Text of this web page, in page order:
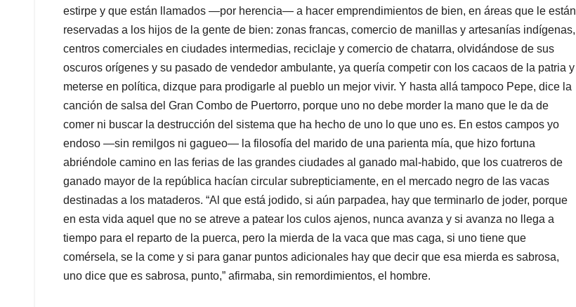
estirpe y que están llamados —por herencia— a hacer emprendimientos de bien, en áreas que le están
reservadas a los hijos de la gente de bien: zonas francas, comercio de manillas y artesanías indígenas,
centros comerciales en ciudades intermedias, reciclaje y comercio de chatarra, olvidándose de sus
oscuros orígenes y su pasado de vendedor ambulante, ya quería competir con los cacaos de la patria y
meterse en política, dizque para prodigarle al pueblo un mejor vivir. Y hasta allá tampoco Pepe, dice la
canción de salsa del Gran Combo de Puertorro, porque uno no debe morder la mano que le da de
comer ni buscar la destrucción del sistema que ha hecho de uno lo que uno es. En estos campos yo
endoso ―sin remilgos ni gagueo— la filosofía del marido de una parienta mía, que hizo fortuna
abriéndole camino en las ferias de las grandes ciudades al ganado mal-habido, que los cuatreros de
ganado mayor de la república hacían circular subrepticiamente, en el mercado negro de las vacas
destinadas a los mataderos. “Al que está jodido, si aún parpadea, hay que terminarlo de joder, porque
en esta vida aquel que no se atreve a patear los culos ajenos, nunca avanza y si avanza no llega a
tiempo para el reparto de la puerca, pero la mierda de la vaca que mas caga, si uno tiene que
comérsela, se la come y si para ganar puntos adicionales hay que decir que esa mierda es sabrosa,
uno dice que es sabrosa, punto,” afirmaba, sin remordimientos, el hombre.